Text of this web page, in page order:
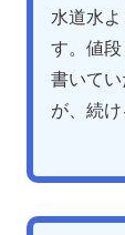
水道水
す。値
書いて
が、続け